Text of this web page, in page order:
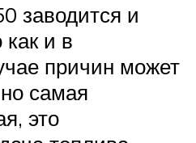
заводится и
как и в
причин может
самая
это